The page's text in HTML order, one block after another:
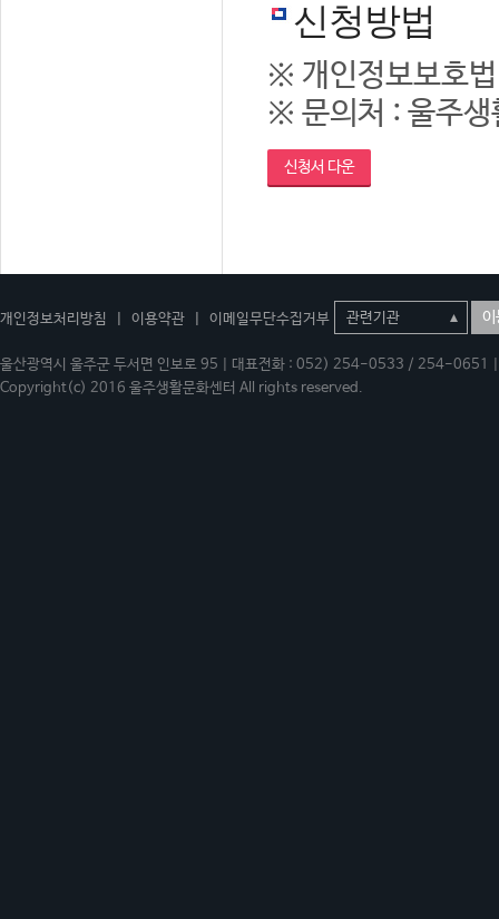
신청방법
※ 개인정보보호
※ 문의처 : 울주
신청서 다운
개인정보처리방침 이용약관 이메일무단수집거부 이
울산광역시 울주군 두서면 인보로 95 | 대표전화 : 052) 254-0533 / 254-
Copyright(c) 2016 울주생활문화센터 All rights reserved.